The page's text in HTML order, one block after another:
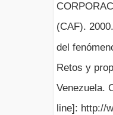
(CAF).
del
Retos y
Venezuela.
line]: http://